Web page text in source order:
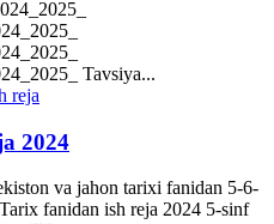
Tavsiya...
2024
va jahon tarixi fanidan 5-6-
fanidan ish reja 2024 5-sinf